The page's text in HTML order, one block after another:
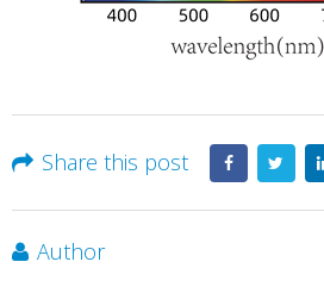
Share this post
Author